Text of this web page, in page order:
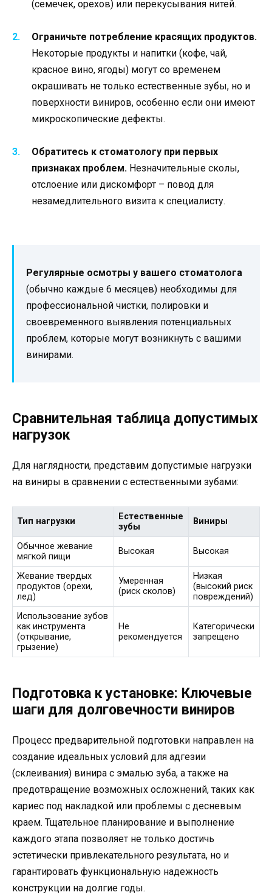
(семечек, орехов) или перекусывания нитей.
Ограничьте потребление красящих продуктов.
Некоторые продукты и напитки (кофе, чай,
красное вино, ягоды) могут со временем
окрашивать не только естественные зубы, но и
поверхности виниров, особенно если они имеют
микроскопические дефекты.
Обратитесь к стоматологу при первых
признаках проблем. Незначительные сколы,
отслоение или дискомфорт – повод для
незамедлительного визита к специалисту.
Регулярные осмотры у вашего стоматолога
(обычно каждые 6 месяцев) необходимы для
профессиональной чистки, полировки и
своевременного выявления потенциальных
проблем, которые могут возникнуть с вашими
винирами.
Сравнительная таблица допустимых
нагрузок
Для наглядности, представим допустимые нагрузки
на виниры в сравнении с естественными зубами:
Тип нагрузки
Естественные
зубы
Виниры
Обычное жевание
мягкой пищи
Высокая Высокая
Жевание твердых
продуктов (орехи,
лед)
Умеренная
(риск сколов)
Низкая
(высокий риск
повреждений)
Использование зубов
как инструмента
(открывание,
грызение)
Не
рекомендуется
Категорически
запрещено
Подготовка к установке: Ключевые
шаги для долговечности виниров
Процесс предварительной подготовки направлен на
создание идеальных условий для адгезии
(склеивания) винира с эмалью зуба, а также на
предотвращение возможных осложнений, таких как
кариес под накладкой или проблемы с десневым
краем. Тщательное планирование и выполнение
каждого этапа позволяет не только достичь
эстетически привлекательного результата, но и
гарантировать функциональную надежность
конструкции на долгие годы.